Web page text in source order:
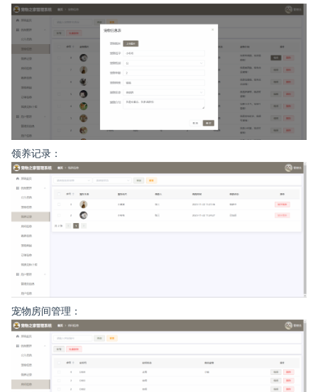
领养记录：
宠物房间管理：